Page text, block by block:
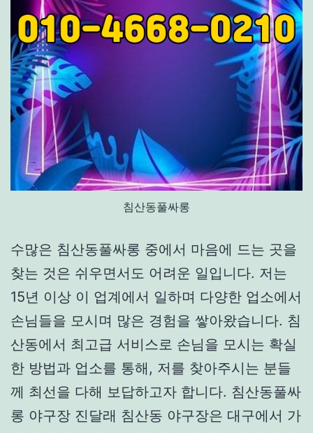
침산동풀싸롱
수많은 침산동풀싸롱 중에서 마음에 드는 곳을
찾는 것은 쉬우면서도 어려운 일입니다. 저는
15년 이상 이 업계에서 일하며 다양한 업소에서
손님들을 모시며 많은 경험을 쌓아왔습니다. 침
산동에서 최고급 서비스로 손님을 모시는 확실
한 방법과 업소를 통해, 저를 찾아주시는 분들
께 최선을 다해 보답하고자 합니다. 침산동풀싸
롱 야구장 진달래 침산동 야구장은 대구에서 가